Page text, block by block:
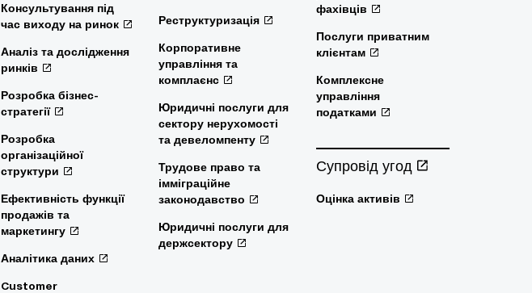
Консультування під
час виходу на ринок
Аналіз та дослідження
ринків
Розробка бізнес-
стратегії
Розробка
організаційної
структури
Ефективність функції
продажів та
маркетингу
Аналітика даних
Customer
Реструктуризація
Корпоративне
управління та
комплаєнс
Юридичні послуги для
сектору нерухомості
та девеломпенту
Трудове право та
імміграційне
законодавство
Юридичні послуги для
держсектору
фахівців
Послуги приватним
клієнтам
Комплексне
управління
податками
Супровід угод
Оцінка активів